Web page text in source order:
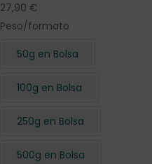
27,90 €
Peso/formato
50g en Bolsa
100g en Bolsa
250g en Bolsa
500g en Bolsa